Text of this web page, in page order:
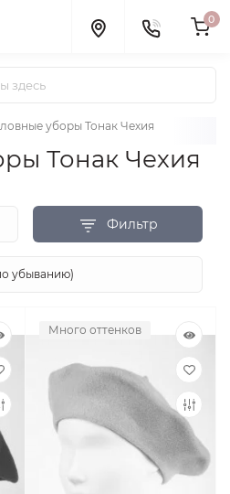
0
уборы Тонак Чехия
Тонак Чехия
Фильтр
Много оттенков